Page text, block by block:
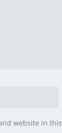
website in